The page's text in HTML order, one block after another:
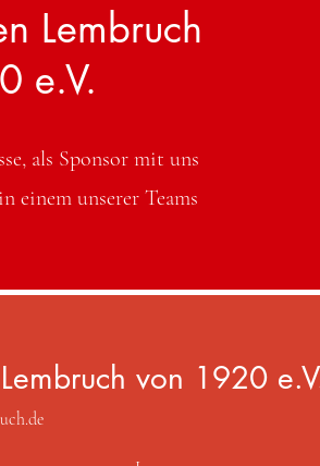
Lembruch
e.V.
als Sponsor mit uns
einem unserer Teams
uns
von 1920